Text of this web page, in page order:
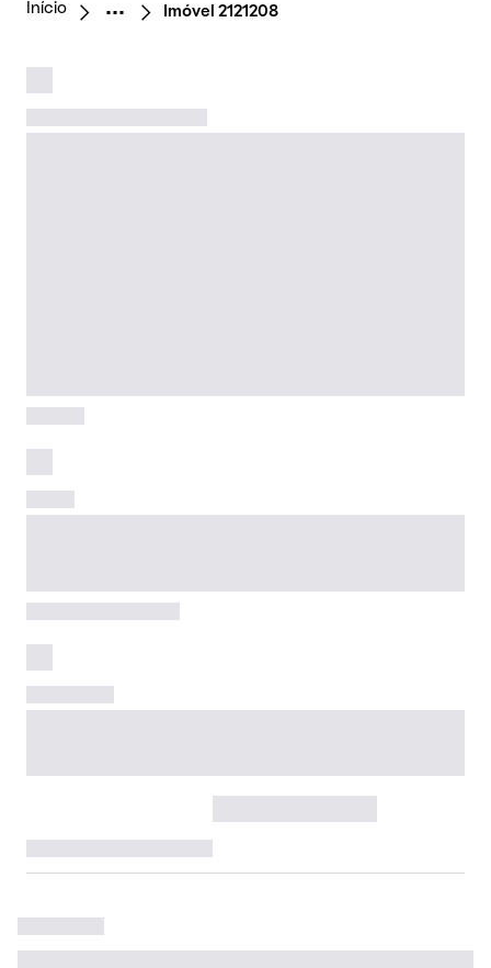
Início Imóvel 2121208